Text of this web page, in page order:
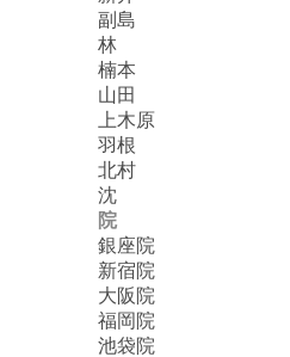
副島
林
楠本
山田
上木原
羽根
北村
沈
院
銀座院
新宿院
大阪院
福岡院
池袋院